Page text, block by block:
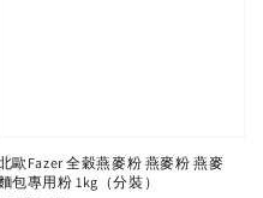
歐Fazer 全穀燕麥粉 燕麥粉 燕麥
包專用粉 1kg（分裝）